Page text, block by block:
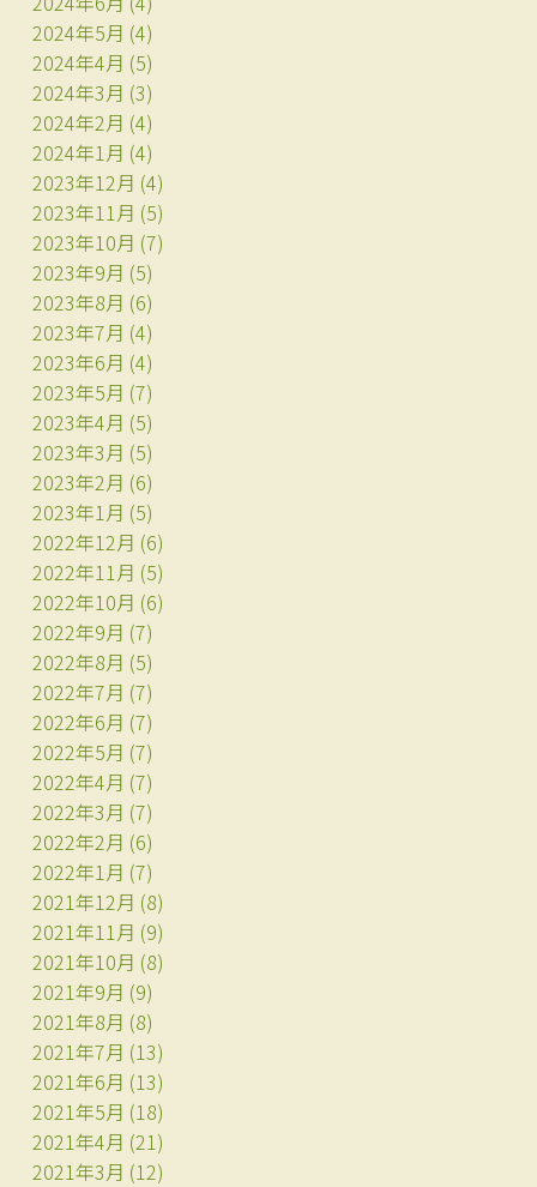
2024年5月 (4)
2024年4月 (5)
2024年3月 (3)
2024年2月 (4)
2024年1月 (4)
2023年12月 (4)
2023年11月 (5)
2023年10月 (7)
2023年9月 (5)
2023年8月 (6)
2023年7月 (4)
2023年6月 (4)
2023年5月 (7)
2023年4月 (5)
2023年3月 (5)
2023年2月 (6)
2023年1月 (5)
2022年12月 (6)
2022年11月 (5)
2022年10月 (6)
2022年9月 (7)
2022年8月 (5)
2022年7月 (7)
2022年6月 (7)
2022年5月 (7)
2022年4月 (7)
2022年3月 (7)
2022年2月 (6)
2022年1月 (7)
2021年12月 (8)
2021年11月 (9)
2021年10月 (8)
2021年9月 (9)
2021年8月 (8)
2021年7月 (13)
2021年6月 (13)
2021年5月 (18)
2021年4月 (21)
2021年3月 (12)